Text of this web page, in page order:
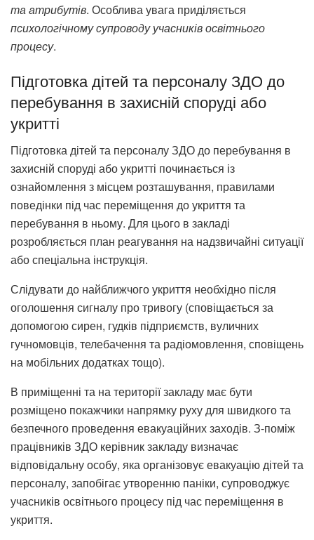
та атрибутів. Особлива увага приділяється
психологічному супроводу учасників освітнього
процесу.
Підготовка дітей та персоналу ЗДО до
перебування в захисній споруді або
укритті
Підготовка дітей та персоналу ЗДО до перебування в
захисній споруді або укритті починається із
ознайомлення з місцем розташування, правилами
поведінки під час переміщення до укриття та
перебування в ньому. Для цього в закладі
розробляється план реагування на надзвичайні ситуації
або спеціальна інструкція.
Слідувати до найближчого укриття необхідно після
оголошення сигналу про тривогу (сповіщається за
допомогою сирен, гудків підприємств, вуличних
гучномовців, телебачення та радіомовлення, сповіщень
на мобільних додатках тощо).
В приміщенні та на території закладу має бути
розміщено покажчики напрямку руху для швидкого та
безпечного проведення евакуаційних заходів. З-поміж
працівників ЗДО керівник закладу визначає
відповідальну особу, яка організовує евакуацію дітей та
персоналу, запобігає утворенню паніки, супроводжує
учасників освітнього процесу під час переміщення в
укриття.